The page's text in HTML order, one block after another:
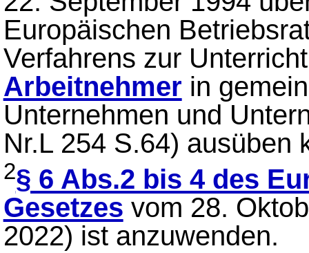
Europäischen
Verfahrens zur
Arbeitnehmer in
Unternehmen und
Nr.L 254 S.64) ausüben
2§ 6 Abs.2 bis 4 des
Gesetzes vom 28.
2022) ist anzuwenden.